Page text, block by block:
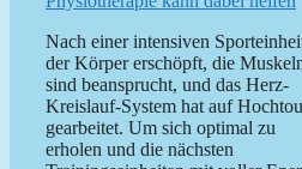
Nach einer intensiven
der Körper erschöpft, die
sind beansprucht, und das Herz-
Kreislauf-System hat auf
gearbeitet. Um sich optimal zu
erholen und die nächsten